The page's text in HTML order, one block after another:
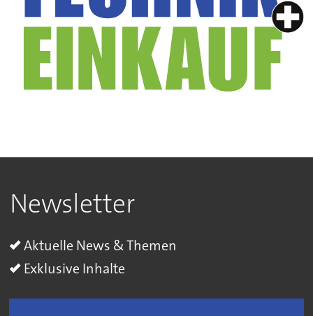
Newsletter
Aktuelle News & Themen
Exklusive Inhalte